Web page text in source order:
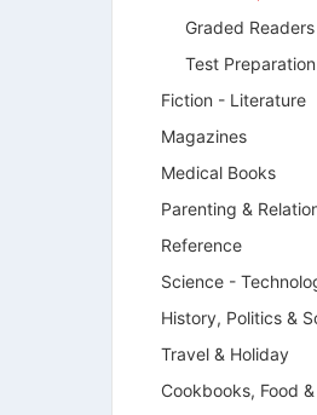
Graded Readers
Test Preparation
Fiction - Literature
Magazines
Medical Books
Parenting &
Reference
Science -
History, Politics &
Travel & Holiday
Cookbooks, Food